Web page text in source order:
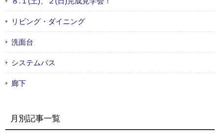
リビング・ダイニング
洗面台
システムバス
廊下
月別記事一覧